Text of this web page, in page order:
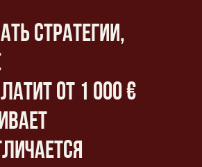
стратегии,
от 1 000 €